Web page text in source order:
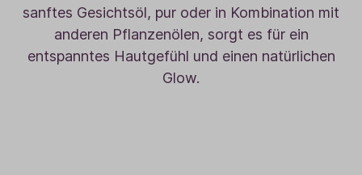
sanftes Gesichtsöl, pur oder in Kombination mit
anderen Pflanzenölen, sorgt es für ein
entspanntes Hautgefühl und einen natürlichen
Glow.